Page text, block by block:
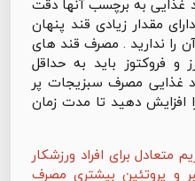
مقدار زیادی قند پنهان
را ندارید . مصرف قند های
و فروکتوز باید به حداقل
غذایی مصرف سبزیجات پر
افزایش دهید تا مدت زمان
برای افراد ورزشکار
و پروتئین بیشتری مصرف